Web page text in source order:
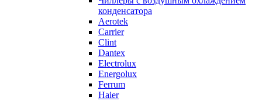
конденсатора
Aerotek
Carrier
Clint
Dantex
Electrolux
Energolux
Ferrum
Haier